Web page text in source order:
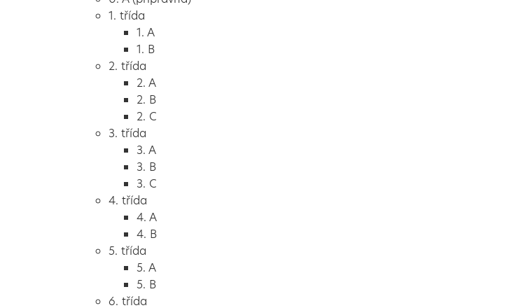
1. třída
1. A
1. B
2. třída
2. A
2. B
2. C
3. třída
3. A
3. B
3. C
4. třída
4. A
4. B
5. třída
5. A
5. B
6. třída